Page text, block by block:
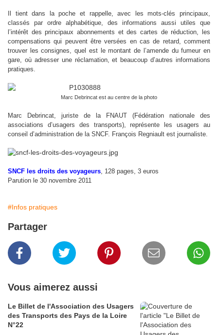
Il tient dans la poche et rappelle, avec les mots-clés principaux,
classés par ordre alphabétique, des informations aussi utiles que
l’intérêt des principaux abonnements et des cartes de réduction, les
compensations qui peuvent être versées en cas de retard, comment
trouver les consignes, quel est le montant de l’amende du fumeur en
gare, où adresser une réclamation, et beaucoup d’autres informations
pratiques.
Marc Debrincat est au centre de la photo
Marc Debrincat, juriste de la FNAUT (Fédération nationale des
associations d’usagers des transports), représente les usagers au
conseil d’administration de la SNCF. François Regniault est journaliste.
SNCF les droits des voyageurs, 128 pages, 3 euros
Parution le 30 novembre 2011
#Infos pratiques
Partager
Vous aimerez aussi
Le Billet de l'Association des Usagers
des Transports des Pays de la Loire
N°22